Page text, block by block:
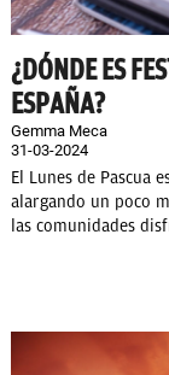
¿DÓNDE ES
ESPAÑA?
Gemma Meca
31-03-2024
El Lunes de Pascua
alargando un poco
las comunidades